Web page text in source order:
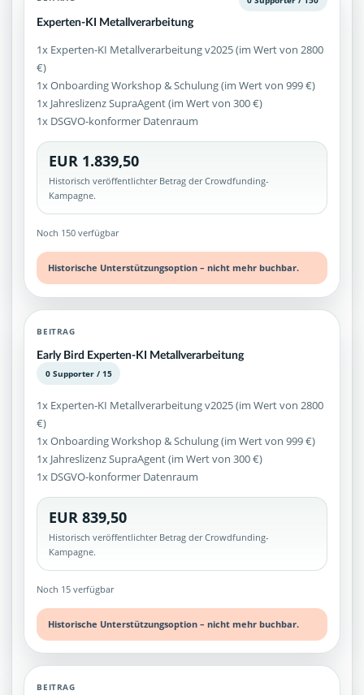
Experten-KI Metallverarbeitung
1x Experten-KI Metallverarbeitung v2025 (im Wert von 2800
€)
1x Onboarding Workshop & Schulung (im Wert von 999 €)
1x Jahreslizenz SupraAgent (im Wert von 300 €)
1x DSGVO-konformer Datenraum
EUR 1.839,50
Historisch veröffentlichter Betrag der Crowdfunding-
Kampagne.
Noch 150 verfügbar
Historische Unterstützungsoption – nicht mehr buchbar.
BEITRAG
Early Bird Experten-KI Metallverarbeitung
0 Supporter / 15
1x Experten-KI Metallverarbeitung v2025 (im Wert von 2800
€)
1x Onboarding Workshop & Schulung (im Wert von 999 €)
1x Jahreslizenz SupraAgent (im Wert von 300 €)
1x DSGVO-konformer Datenraum
EUR 839,50
Historisch veröffentlichter Betrag der Crowdfunding-
Kampagne.
Noch 15 verfügbar
Historische Unterstützungsoption – nicht mehr buchbar.
BEITRAG